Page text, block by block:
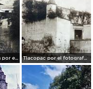
La presa de Tizapan por el fotografo Fernando Kososky. ( Circulada el 22 de Diembre de 1910 ). Tlacopac por el fotografo Hugo Brehme.